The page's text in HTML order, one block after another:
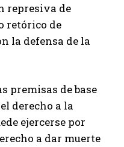
represiva de
retórico de
la defensa de la
premisas de base
derecho a la
ejercerse por
a dar muerte